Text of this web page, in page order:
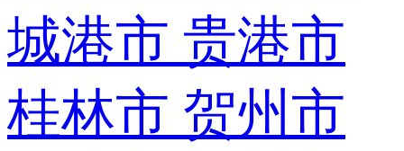
城港市 贵港市
桂林市 贺州市